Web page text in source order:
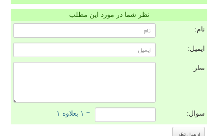
نظر شما در مورد این مطلب
نام:
ایمیل:
نظر:
سوال: = ۱ بعلاوه ۱